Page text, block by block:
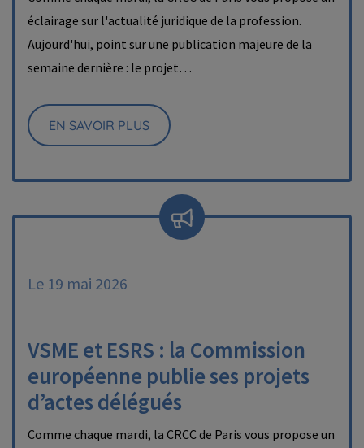
éclairage sur l'actualité juridique de la profession.
Aujourd'hui, point sur une publication majeure de la
semaine dernière : le projet…
EN SAVOIR PLUS
Le 19 mai 2026
VSME et ESRS : la Commission
européenne publie ses projets
d’actes délégués
Comme chaque mardi, la CRCC de Paris vous propose un